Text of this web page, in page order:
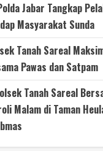
Jabar Tangkap
Masyarakat Sunda
Tanah Sareal
Pawas dan Satpam
Tanah Sareal
Malam di Taman